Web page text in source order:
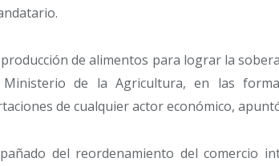
de alimentos para lograr la
de la Agricultura, en las
de cualquier actor económico,
del reordenamiento del comercio